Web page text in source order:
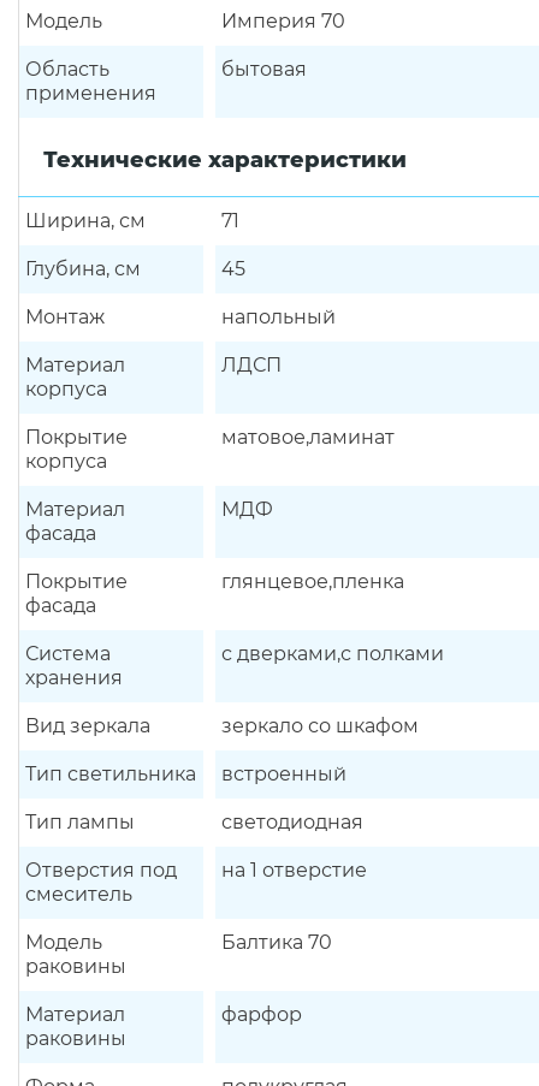
Модель Империя 70
Область
применения
бытовая
Технические характеристики
Ширина, см 71
Глубина, см 45
Монтаж напольный
Материал
корпуса
ЛДСП
Покрытие
корпуса
матовое,ламинат
Материал
фасада
МДФ
Покрытие
фасада
глянцевое,пленка
Система
хранения
с дверками,с полками
Вид зеркала зеркало со шкафом
Тип светильника встроенный
Тип лампы светодиодная
Отверстия под
смеситель
на 1 отверстие
Модель
раковины
Балтика 70
Материал
раковины
фарфор